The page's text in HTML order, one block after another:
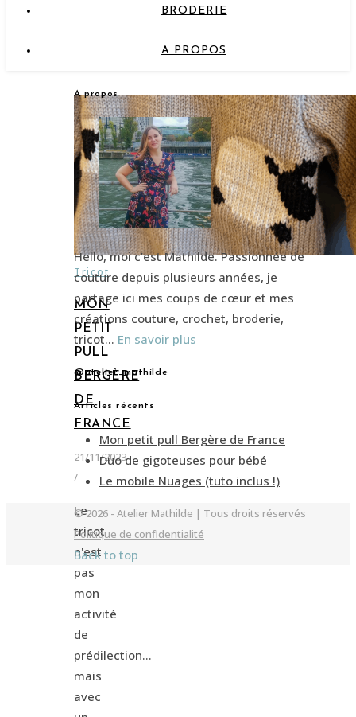
BRODERIE
A PROPOS
Tricot
MON
PETIT
PULL
BERGÈRE
DE
FRANCE
21/11/2023
/
Le
tricot
n'est
pas
mon
activité
de
prédilection...
mais
avec
A propos
Hello, moi c’est Mathilde. Passionnée de
couture depuis plusieurs années, je
partage ici mes coups de cœur et mes
créations couture, crochet, broderie,
tricot… En savoir plus
@atelier_mathilde
Articles récents
Mon petit pull Bergère de France
Duo de gigoteuses pour bébé
Le mobile Nuages (tuto inclus !)
© 2026 - Atelier Mathilde | Tous droits réservés
Politique de confidentialité
Back to top